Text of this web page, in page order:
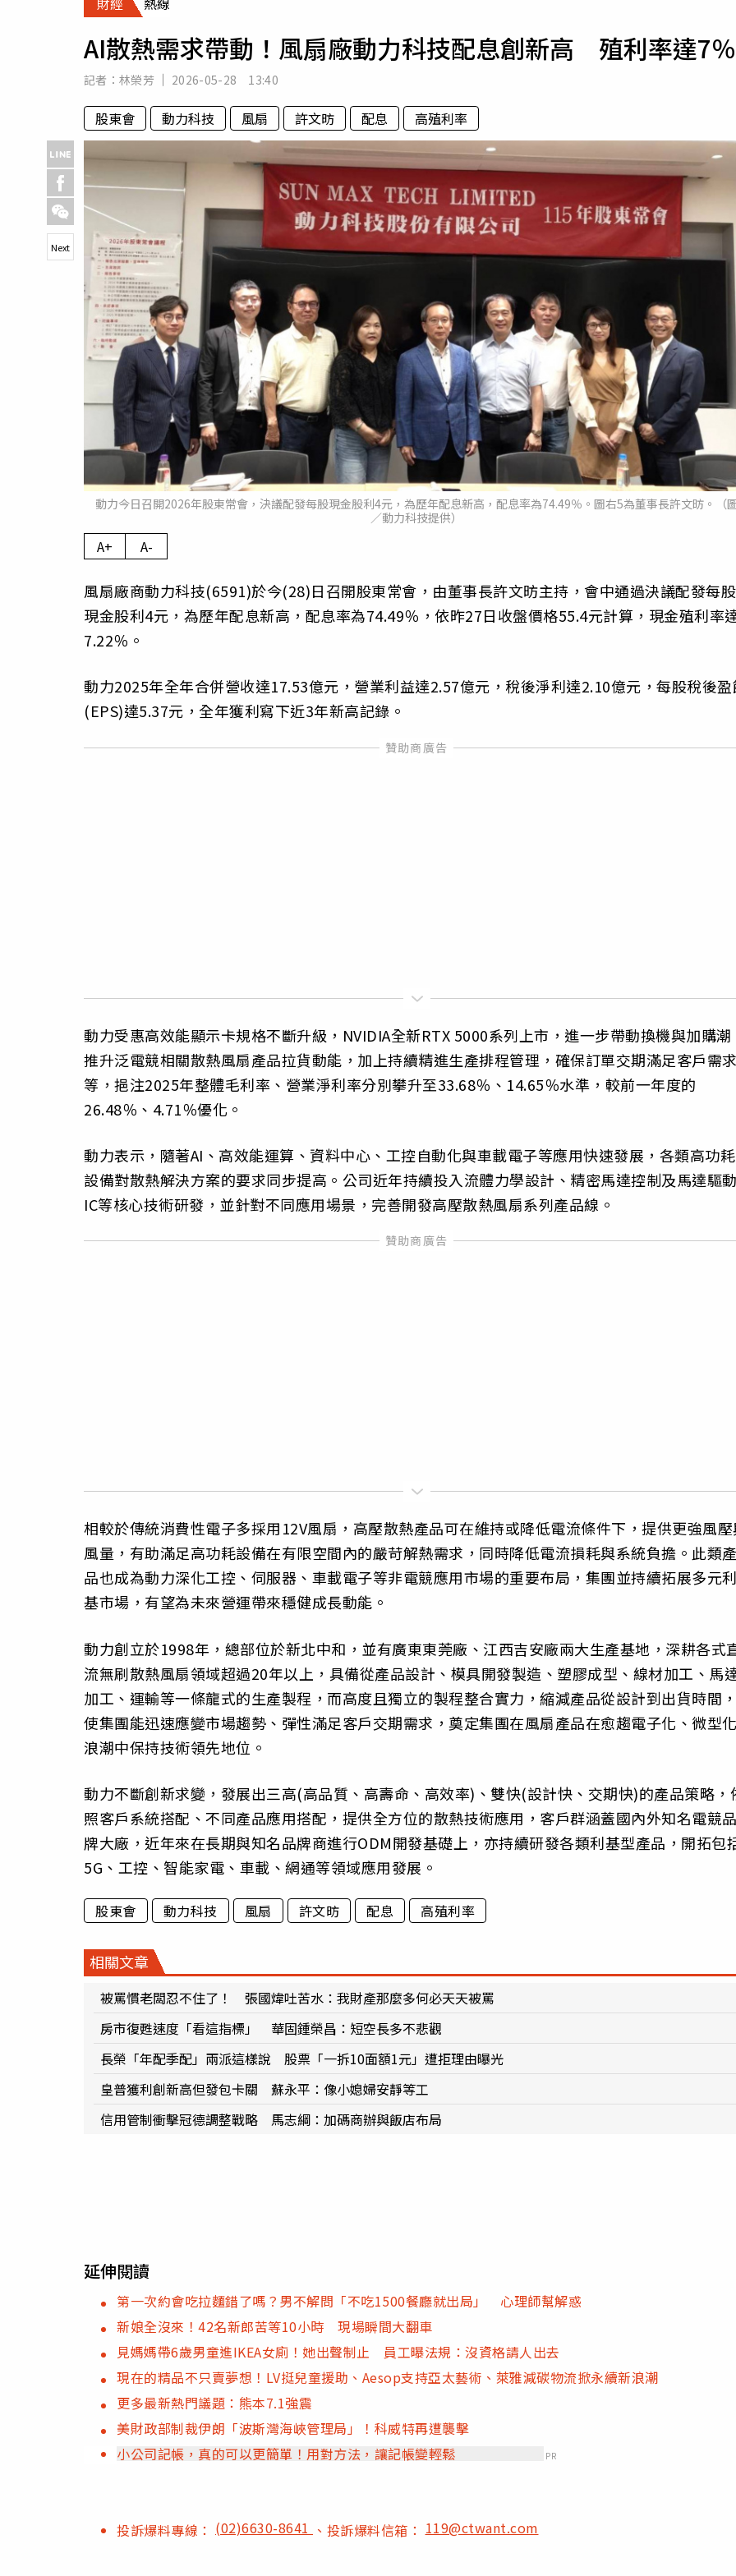
專欄
房產新勢力
運勢
AI散熱需求帶動！風扇廠動力科技配息創新高 殖利率達7％
記者： 林榮芳 2026-05-28 13:40
股東會 動力科技 風扇 許文昉 配息 高殖利率
動力今日召開2026年股東常會，決議配發每股現金股利4元，為歷年配息新高，配息率為74.49％。圖右5為董事長許文昉。（
／動力科技提供）
Next
A+ A-
風扇廠商動力科技(6591)於今(28)日召開股東常會，由董事長許文昉主持，會中通過決議配發每股
現金股利4元，為歷年配息新高，配息率為74.49％，依昨27日收盤價格55.4元計算，現金殖利率
7.22％。
動力2025年全年合併營收達17.53億元，營業利益達2.57億元，稅後淨利達2.10億元，每股稅後
(EPS)達5.37元，全年獲利寫下近3年新高記錄。
動力受惠高效能顯示卡規格不斷升級，NVIDIA全新RTX 5000系列上市，進一步帶動換機與加購潮
推升泛電競相關散熱風扇產品拉貨動能，加上持續精進生產排程管理，確保訂單交期滿足客戶需
等，挹注2025年整體毛利率、營業淨利率分別攀升至33.68％、14.65％水準，較前一年度的
26.48％、4.71％優化。
動力表示，隨著AI、高效能運算、資料中心、工控自動化與車載電子等應用快速發展，各類高功耗
設備對散熱解決方案的要求同步提高。公司近年持續投入流體力學設計、精密馬達控制及馬達驅
IC等核心技術研發，並針對不同應用場景，完善開發高壓散熱風扇系列產品線。
相較於傳統消費性電子多採用12V風扇，高壓散熱產品可在維持或降低電流條件下，提供更強風
風量，有助滿足高功耗設備在有限空間內的嚴苛解熱需求，同時降低電流損耗與系統負擔。此類
品也成為動力深化工控、伺服器、車載電子等非電競應用市場的重要布局，集團並持續拓展多元
基市場，有望為未來營運帶來穩健成長動能。
動力創立於1998年，總部位於新北中和，並有廣東東莞廠、江西吉安廠兩大生產基地，深耕各式
流無刷散熱風扇領域超過20年以上，具備從產品設計、模具開發製造、塑膠成型、線材加工、馬
加工、運輸等一條龍式的生產製程，而高度且獨立的製程整合實力，縮減產品從設計到出貨時間
使集團能迅速應變市場趨勢、彈性滿足客戶交期需求，奠定集團在風扇產品在愈趨電子化、微型
浪潮中保持技術領先地位。
動力不斷創新求變，發展出三高(高品質、高壽命、高效率)、雙快(設計快、交期快)的產品策略，
照客戶系統搭配、不同產品應用搭配，提供全方位的散熱技術應用，客戶群涵蓋國內外知名電競
牌大廠，近年來在長期與知名品牌商進行ODM開發基礎上，亦持續研發各類利基型產品，開拓包
5G、工控、智能家電、車載、網通等領域應用發展。
股東會 動力科技 風扇 許文昉 配息 高殖利率
相關文章
被罵慣老闆忍不住了！ 張國煒吐苦水：我財產那麼多何必天天被罵
房市復甦速度「看這指標」 華固鍾榮昌：短空長多不悲觀
長榮「年配季配」兩派這樣說 股票「一拆10面額1元」遭拒理由曝光
皇普獲利創新高但發包卡關 蘇永平：像小媳婦安靜等工
信用管制衝擊冠德調整戰略 馬志綱：加碼商辦與飯店布局
延伸閱讀
第一次約會吃拉麵錯了嗎？男不解問「不吃1500餐廳就出局」 心理師幫解惑
新娘全沒來！42名新郎苦等10小時 現場瞬間大翻車
見媽媽帶6歲男童進IKEA女廁！她出聲制止 員工曝法規：沒資格請人出去
現在的精品不只賣夢想！LV挺兒童援助、Aesop支持亞太藝術、萊雅減碳物流掀永續新浪潮
更多最新熱門議題：熊本7.1強震
美財政部制裁伊朗「波斯灣海峽管理局」！科威特再遭襲擊
小公司記帳，真的可以更簡單！用對方法，讓記帳變輕鬆
PR
投訴爆料專線： (02)6630-8641 、投訴爆料信箱：119@ctwant.com